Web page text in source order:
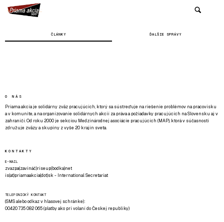
ČLÁNKY ĎALŠIE SPRÁVY
O NÁS
Priama akcia je solidárny zväz pracujúcich, ktorý sa sústreďuje na riešenie problémov na pracovisku
a v komunite, a na organizovanie solidárnych akcií za práva a požiadavky pracujúcich na Slovensku aj v
zahraničí. Od roku 2000 je sekciou Medzinárodnej asociácie pracujúcich (MAP), ktorá v súčasnosti
združuje zväzy a skupiny z vyše 20 krajín sveta.
KONTAKTY
E-MAIL
zvazpa(zavináč)riseup(bodka)net
is(at)priamaakcia(dot)sk - International Secretariat
TELEFONICKÝ KONTAKT
(SMS alebo odkaz v hlasovej schránke):
00420 735 082 065 (platby ako pri volaní do Českej republiky)